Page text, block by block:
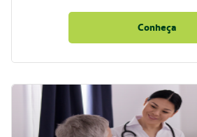
Conheça